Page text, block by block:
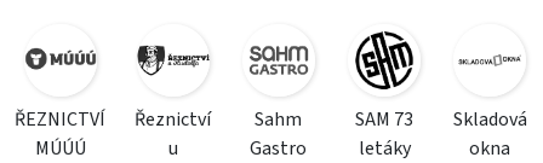
ŘEZNICTVÍ
MÚÚÚ
Řeznictví
u
Sahm
Gastro
SAM 73
letáky
Skladová
okna